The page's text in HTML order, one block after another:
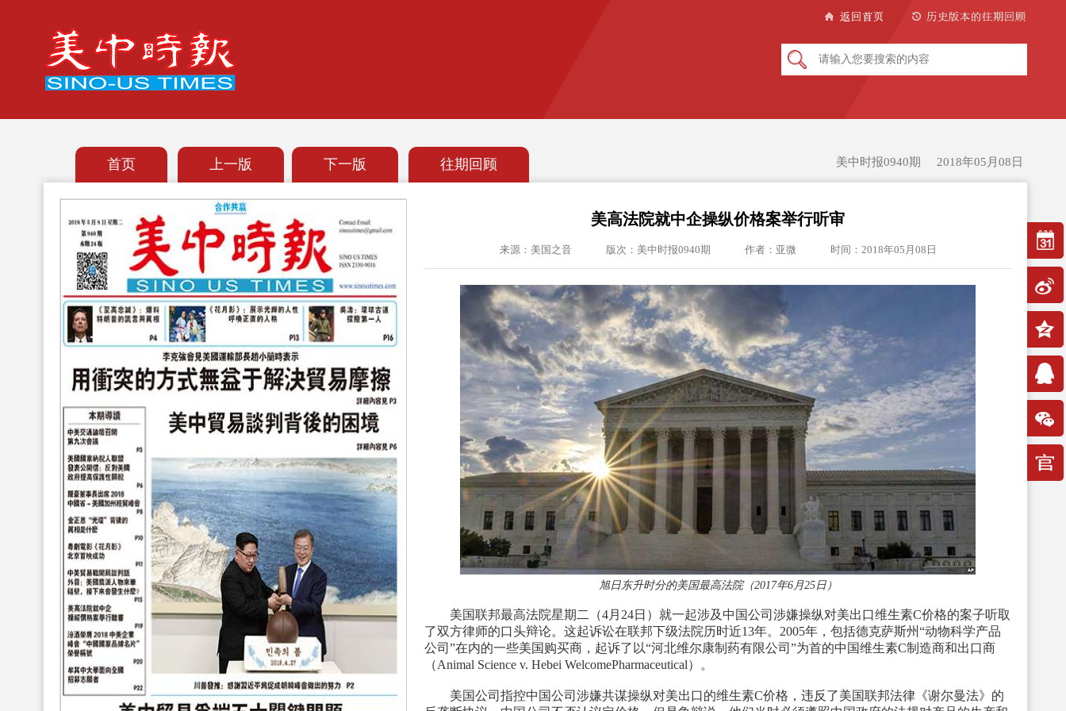
首页 上一版 下一版 往期回顾 美中时报0940期 2018年05月08日
美高法院就中企操纵价格案举行听审
来源：美国之音 版次：美中时报0940期 作者：亚微 时间：2018年05月08日
旭日东升时分的美国最高法院（2017年6月25日）
美国联邦最高法院星期二（4月24日）就一起涉及中国公司涉嫌操纵对美出口维生素C价格的案子听取
了双方律师的口头辩论。这起诉讼在联邦下级法院历时近13年。2005年，包括德克萨斯州“动物科学产品
公司”在内的一些美国购买商，起诉了以“河北维尔康制药有限公司”为首的中国维生素C制造商和出口商
（Animal Science v. Hebei WelcomePharmaceutical）。
美国公司指控中国公司涉嫌共谋操纵对美出口的维生素C价格，违反了美国联邦法律《谢尔曼法》的